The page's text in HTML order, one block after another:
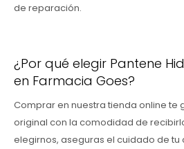
de reparación.
¿Por qué elegir Pantene
en Farmacia Goes?
Comprar en nuestra tienda online te
original con la comodidad de
elegirnos, aseguras el cuidado de